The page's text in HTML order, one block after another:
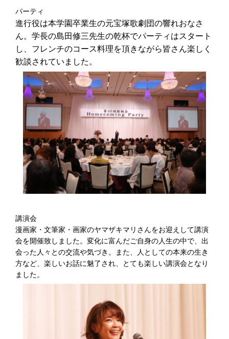
パーティ
進行役は本学園卒業生の元宝塚歌劇団の響れおなさ
ん。学長の島田修三先生の乾杯でパーティはスタート
し、フレンチのコース料理を頂きながら皆さん楽しく
歓談されていました。
講演会
漫画家・文筆家・画家のヤマザキマリさんをお迎えして講演
会を開催致しました。変化に富んだご自身の人生の中で、出
会った人々との交流や気づき。また、人としての本来の生き
方など、楽しいお話に魅了され、とても楽しい講演会となり
ました。